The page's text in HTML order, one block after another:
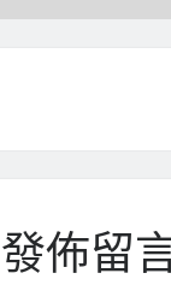
發佈留言